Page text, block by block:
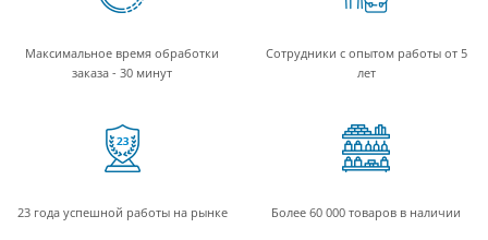
Максимальное время обработки
заказа - 30 минут
Сотрудники с опытом работы от 5
лет
23 года успешной работы на рынке Более 60 000 товаров в наличии